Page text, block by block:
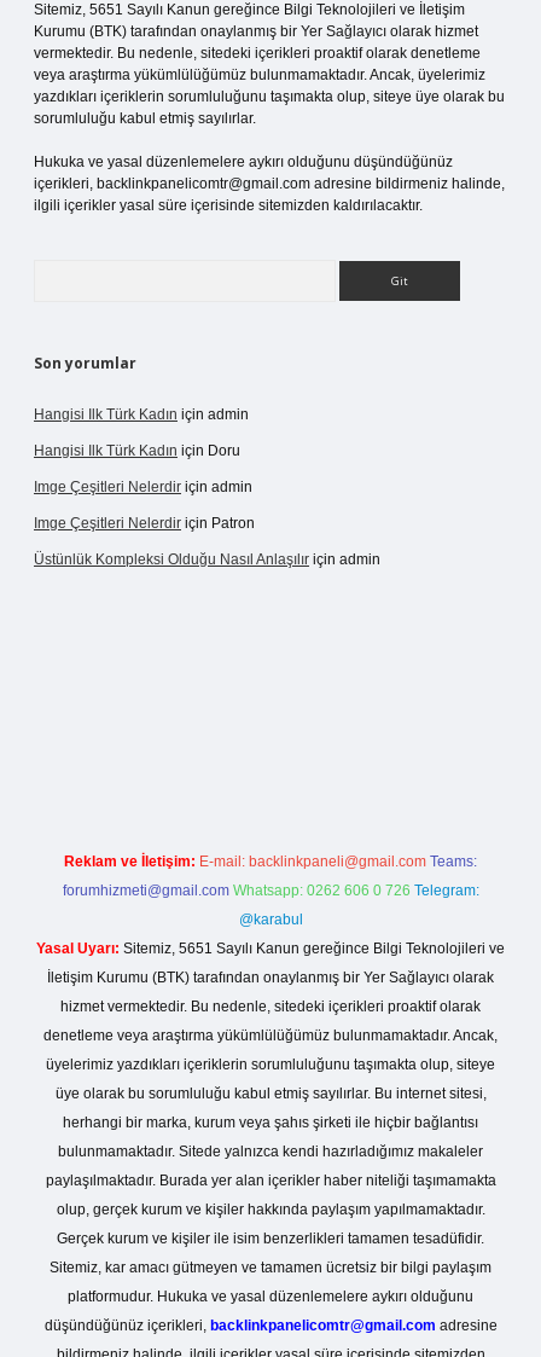
Sitemiz, 5651 Sayılı Kanun gereğince Bilgi Teknolojileri ve İletişim
Kurumu (BTK) tarafından onaylanmış bir Yer Sağlayıcı olarak hizmet
vermektedir. Bu nedenle, sitedeki içerikleri proaktif olarak denetleme
veya araştırma yükümlülüğümüz bulunmamaktadır. Ancak, üyelerimiz
yazdıkları içeriklerin sorumluluğunu taşımakta olup, siteye üye olarak bu
sorumluluğu kabul etmiş sayılırlar.
Hukuka ve yasal düzenlemelere aykırı olduğunu düşündüğünüz
içerikleri, backlinkpanelicomtr@gmail.com adresine bildirmeniz halinde,
ilgili içerikler yasal süre içerisinde sitemizden kaldırılacaktır.
Son yorumlar
Hangisi Ilk Türk Kadın için admin
Hangisi Ilk Türk Kadın için Doru
Imge Çeşitleri Nelerdir için admin
Imge Çeşitleri Nelerdir için Patron
Üstünlük Kompleksi Olduğu Nasıl Anlaşılır için admin
Reklam ve İletişim: E-mail: backlinkpaneli@gmail.com Teams:
forumhizmeti@gmail.com Whatsapp: 0262 606 0 726 Telegram:
@karabul
Yasal Uyarı: Sitemiz, 5651 Sayılı Kanun gereğince Bilgi Teknolojileri ve
İletişim Kurumu (BTK) tarafından onaylanmış bir Yer Sağlayıcı olarak
hizmet vermektedir. Bu nedenle, sitedeki içerikleri proaktif olarak
denetleme veya araştırma yükümlülüğümüz bulunmamaktadır. Ancak,
üyelerimiz yazdıkları içeriklerin sorumluluğunu taşımakta olup, siteye
üye olarak bu sorumluluğu kabul etmiş sayılırlar. Bu internet sitesi,
herhangi bir marka, kurum veya şahıs şirketi ile hiçbir bağlantısı
bulunmamaktadır. Sitede yalnızca kendi hazırladığımız makaleler
paylaşılmaktadır. Burada yer alan içerikler haber niteliği taşımamakta
olup, gerçek kurum ve kişiler hakkında paylaşım yapılmamaktadır.
Gerçek kurum ve kişiler ile isim benzerlikleri tamamen tesadüfidir.
Sitemiz, kar amacı gütmeyen ve tamamen ücretsiz bir bilgi paylaşım
platformudur. Hukuka ve yasal düzenlemelere aykırı olduğunu
düşündüğünüz içerikleri, backlinkpanelicomtr@gmail.com adresine